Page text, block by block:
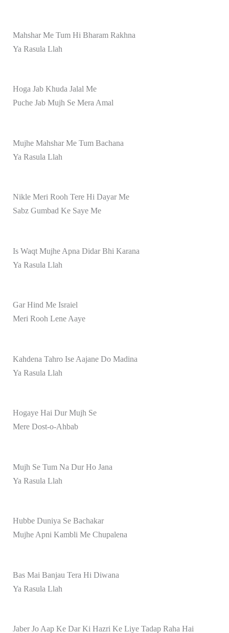
Mahshar Me Tum Hi Bharam Rakhna
Ya Rasula Llah
Hoga Jab Khuda Jalal Me
Puche Jab Mujh Se Mera Amal
Mujhe Mahshar Me Tum Bachana
Ya Rasula Llah
Nikle Meri Rooh Tere Hi Dayar Me
Sabz Gumbad Ke Saye Me
Is Waqt Mujhe Apna Didar Bhi Karana
Ya Rasula Llah
Gar Hind Me Israiel
Meri Rooh Lene Aaye
Kahdena Tahro Ise Aajane Do Madina
Ya Rasula Llah
Hogaye Hai Dur Mujh Se
Mere Dost-o-Ahbab
Mujh Se Tum Na Dur Ho Jana
Ya Rasula Llah
Hubbe Duniya Se Bachakar
Mujhe Apni Kambli Me Chupalena
Bas Mai Banjau Tera Hi Diwana
Ya Rasula Llah
Jaber Jo Aap Ke Dar Ki Hazri Ke Liye Tadap Raha Hai